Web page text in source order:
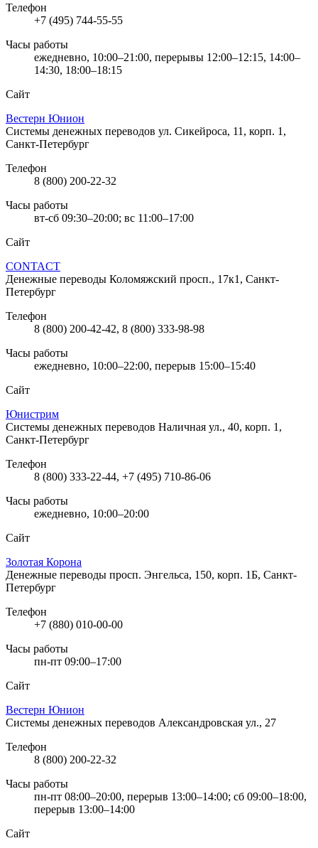
Телефон
+7 (495) 744-55-55
Часы работы
ежедневно, 10:00–21:00, перерывы 12:00–12:15, 14:00–
14:30, 18:00–18:15
Сайт
Вестерн Юнион
Системы денежных переводов ул. Сикейроса, 11, корп. 1,
Санкт-Петербург
Телефон
8 (800) 200-22-32
Часы работы
вт-сб 09:30–20:00; вс 11:00–17:00
Сайт
CONTACT
Денежные переводы Коломяжский просп., 17к1, Санкт-
Петербург
Телефон
8 (800) 200-42-42, 8 (800) 333-98-98
Часы работы
ежедневно, 10:00–22:00, перерыв 15:00–15:40
Сайт
Юнистрим
Системы денежных переводов Наличная ул., 40, корп. 1,
Санкт-Петербург
Телефон
8 (800) 333-22-44, +7 (495) 710-86-06
Часы работы
ежедневно, 10:00–20:00
Сайт
Золотая Корона
Денежные переводы просп. Энгельса, 150, корп. 1Б, Санкт-
Петербург
Телефон
+7 (880) 010-00-00
Часы работы
пн-пт 09:00–17:00
Сайт
Вестерн Юнион
Системы денежных переводов Александровская ул., 27
Телефон
8 (800) 200-22-32
Часы работы
пн-пт 08:00–20:00, перерыв 13:00–14:00; сб 09:00–18:00,
перерыв 13:00–14:00
Сайт